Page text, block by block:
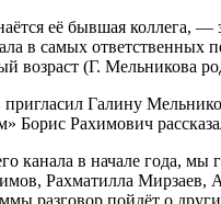
её бывшая коллега, —
в самых ответственных
возраст (Г. Мельникова
Галину
Борис Рахимович
канала в начале года, мы
Рахматилла Мирзаев,
разговор пойдёт о